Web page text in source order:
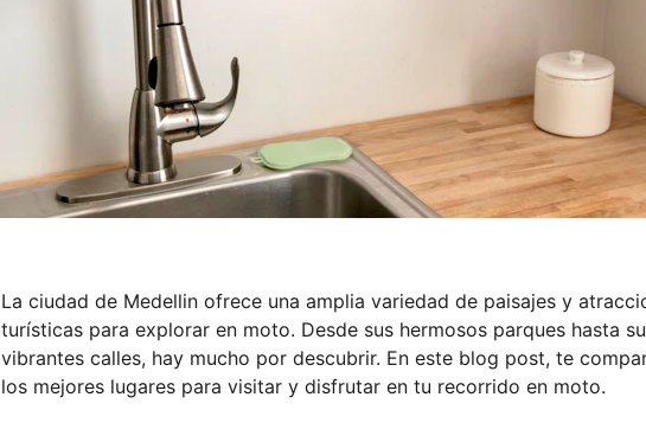
La ciudad de Medellin ofrece una amplia variedad de paisajes y
turísticas para explorar en moto. Desde sus hermosos parques hasta
vibrantes calles, hay mucho por descubrir. En este blog post, te
los mejores lugares para visitar y disfrutar en tu recorrido en moto.